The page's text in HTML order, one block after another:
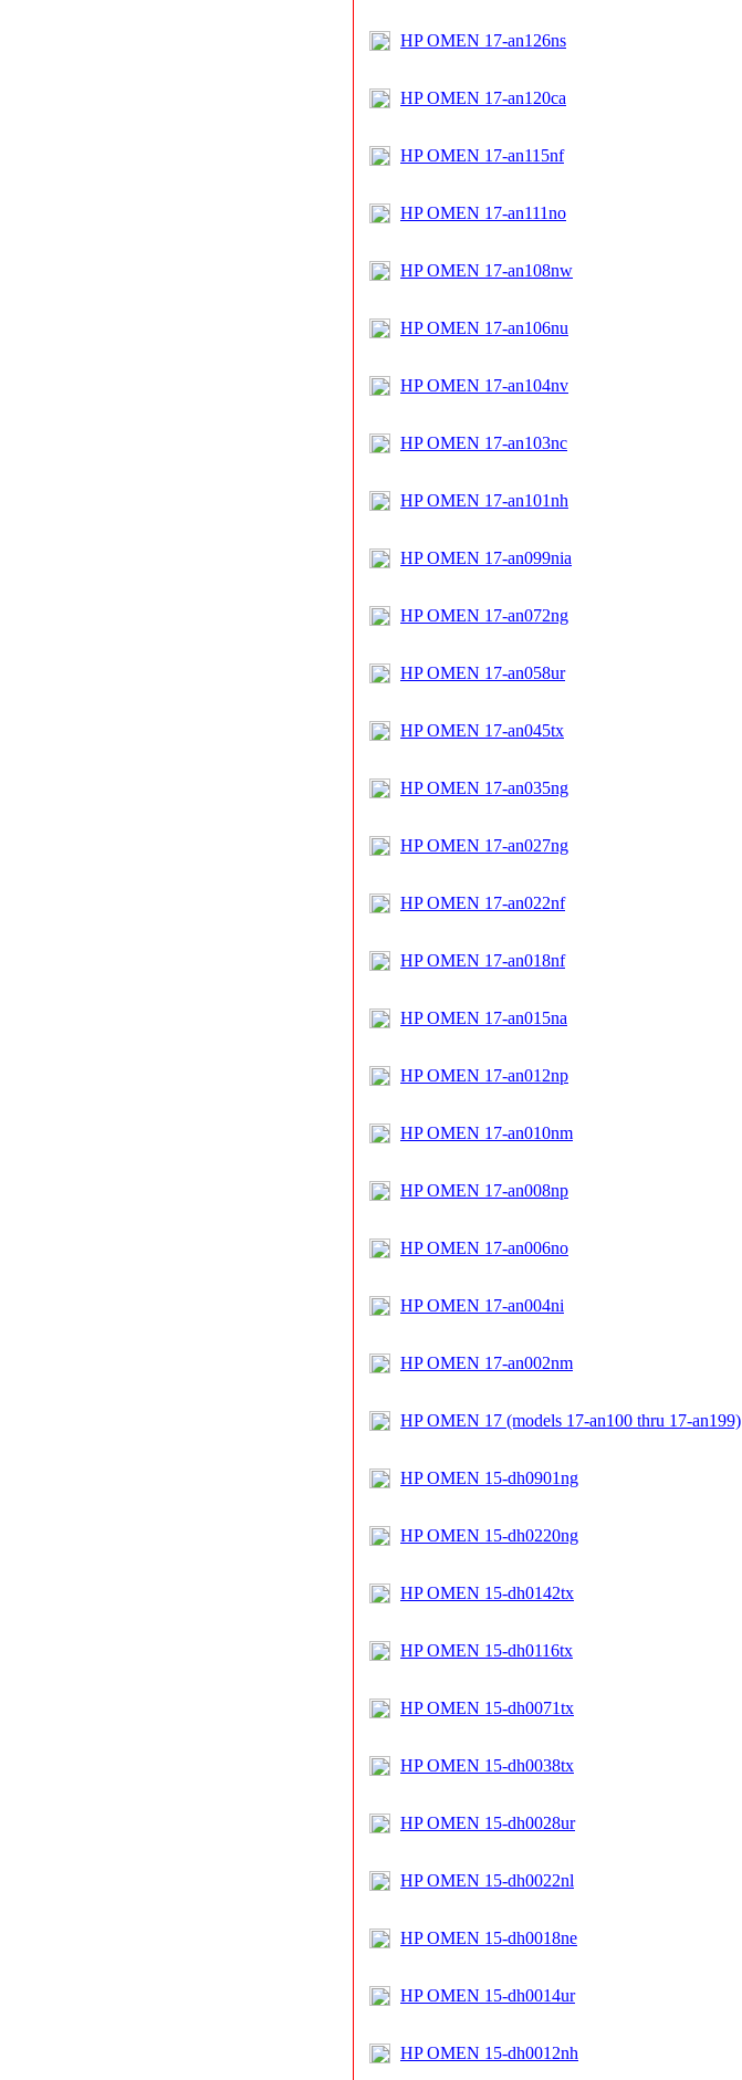
HP OMEN 17-an126ns
HP OMEN 17-an120ca
HP OMEN 17-an115nf
HP OMEN 17-an111no
HP OMEN 17-an108nw
HP OMEN 17-an106nu
HP OMEN 17-an104nv
HP OMEN 17-an103nc
HP OMEN 17-an101nh
HP OMEN 17-an099nia
HP OMEN 17-an072ng
HP OMEN 17-an058ur
HP OMEN 17-an045tx
HP OMEN 17-an035ng
HP OMEN 17-an027ng
HP OMEN 17-an022nf
HP OMEN 17-an018nf
HP OMEN 17-an015na
HP OMEN 17-an012np
HP OMEN 17-an010nm
HP OMEN 17-an008np
HP OMEN 17-an006no
HP OMEN 17-an004ni
HP OMEN 17-an002nm
HP OMEN 17 (models 17-an100 thru 17-an199)
HP OMEN 15-dh0901ng
HP OMEN 15-dh0220ng
HP OMEN 15-dh0142tx
HP OMEN 15-dh0116tx
HP OMEN 15-dh0071tx
HP OMEN 15-dh0038tx
HP OMEN 15-dh0028ur
HP OMEN 15-dh0022nl
HP OMEN 15-dh0018ne
HP OMEN 15-dh0014ur
HP OMEN 15-dh0012nh